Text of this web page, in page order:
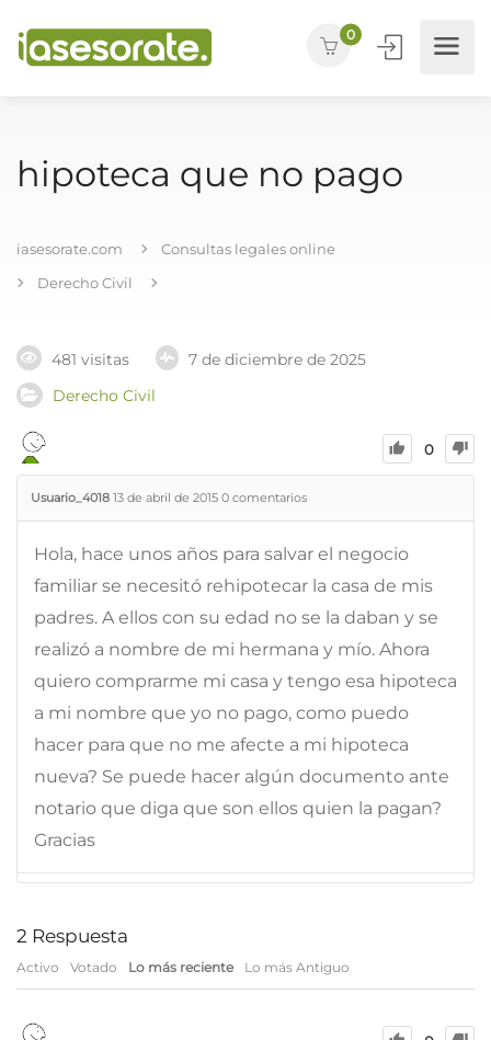
0
hipoteca que no pago
iasesorate.com
Consultas legales online
Derecho Civil
481 visitas
7 de diciembre de 2025
Derecho Civil
0
Usuario_4018 13 de abril de 2015 0 comentarios
Hola, hace unos años para salvar el negocio
familiar se necesitó rehipotecar la casa de mis
padres. A ellos con su edad no se la daban y se
realizó a nombre de mi hermana y mío. Ahora
quiero comprarme mi casa y tengo esa hipoteca
a mi nombre que yo no pago, como puedo
hacer para que no me afecte a mi hipoteca
nueva? Se puede hacer algún documento ante
notario que diga que son ellos quien la pagan?
Gracias
2 Respuesta
Activo Votado Lo más reciente Lo más Antiguo